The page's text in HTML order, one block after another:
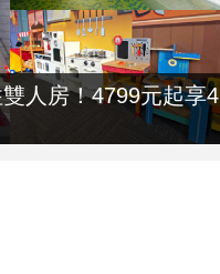
人房！4799元起享4